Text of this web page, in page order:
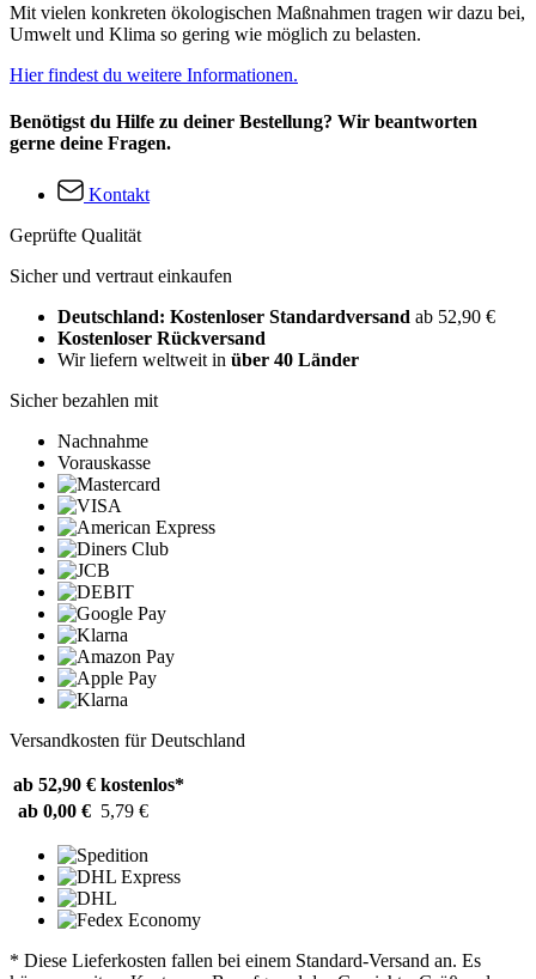
Mit vielen konkreten ökologischen Maßnahmen tragen wir dazu bei,
Umwelt und Klima so gering wie möglich zu belasten.
Hier findest du weitere Informationen.
Benötigst du Hilfe zu deiner Bestellung? Wir beantworten
gerne deine Fragen.
Kontakt
Geprüfte Qualität
Sicher und vertraut einkaufen
Deutschland: Kostenloser Standardversand ab 52,90 €
Kostenloser Rückversand
Wir liefern weltweit in über 40 Länder
Sicher bezahlen mit
Nachnahme
Vorauskasse
Versandkosten für Deutschland
ab 52,90 € kostenlos*
ab 0,00 € 5,79 €
* Diese Lieferkosten fallen bei einem Standard-Versand an. Es